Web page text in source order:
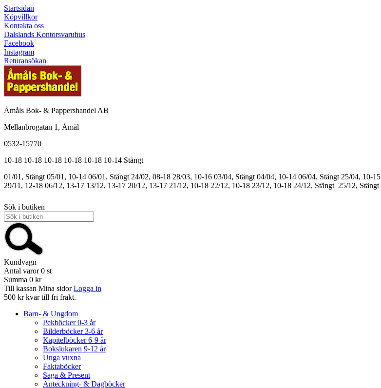
Startsidan
Köpvillkor
Kontakta oss
Dalslands Kontorsvaruhus
Facebook
Instagram
Returansökan
Åmåls Bok- & Pappershandel AB
Mellanbrogatan 1, Åmål
0532-15770
10-18 10-18 10-18 10-18 10-18 10-14 Stängt
01/01, Stängt 05/01, 10-14 06/01, Stängt 24/02, 08-18 28/03, 10-16 03/04, Stängt 04/04, 10-14 06/04, Stängt 25/04, 10-15
29/11, 12-18 06/12, 13-17 13/12, 13-17 20/12, 13-17 21/12, 10-18 22/12, 10-18 23/12, 10-18 24/12, Stängt 25/12, Stängt
Sök i butiken
Kundvagn
Antal varor 0 st
Summa 0 kr
Till kassan Mina sidor Logga in
500 kr kvar till fri frakt.
Barn- & Ungdom
Pekböcker 0-3 år
Bilderböcker 3-6 år
Kapitelböcker 6-9 år
Bokslukaren 9-12 år
Unga vuxna
Faktaböcker
Saga & Present
Anteckning- & Dagböcker